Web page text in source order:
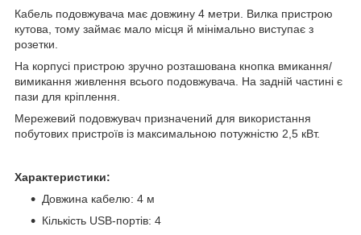
Кабель подовжувача має довжину 4 метри. Вилка пристрою
кутова, тому займає мало місця й мінімально виступає з
розетки.
На корпусі пристрою зручно розташована кнопка вмикання/
вимикання живлення всього подовжувача. На задній частині є
пази для кріплення.
Мережевий подовжувач призначений для використання
побутових пристроїв із максимальною потужністю 2,5 кВт.
Характеристики:
Довжина кабелю: 4 м
Кількість USB-портів: 4